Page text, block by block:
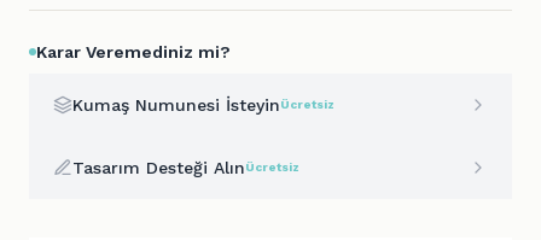
Karar Veremediniz mi?
Kumaş Numunesi İsteyinÜcretsiz
Tasarım Desteği AlınÜcretsiz